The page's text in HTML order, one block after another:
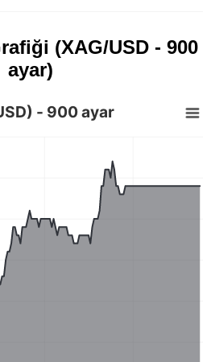
(XAG/USD - 900
ayar)
- 900 ayar